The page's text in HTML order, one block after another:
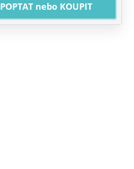
POPTAT nebo KOUPIT